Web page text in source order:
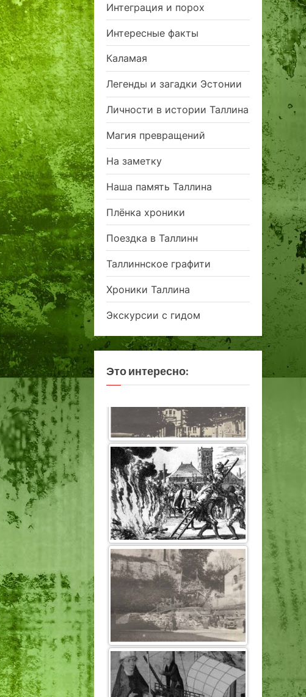
Интеграция и порох
Интересные факты
Каламая
Легенды и загадки Эстонии
Личности в истории Таллина
Магия превращений
На заметку
Наша память Таллина
Плёнка хроники
Поездка в Таллинн
Таллиннское графити
Хроники Таллина
Экскурсии с гидом
Это интересно: